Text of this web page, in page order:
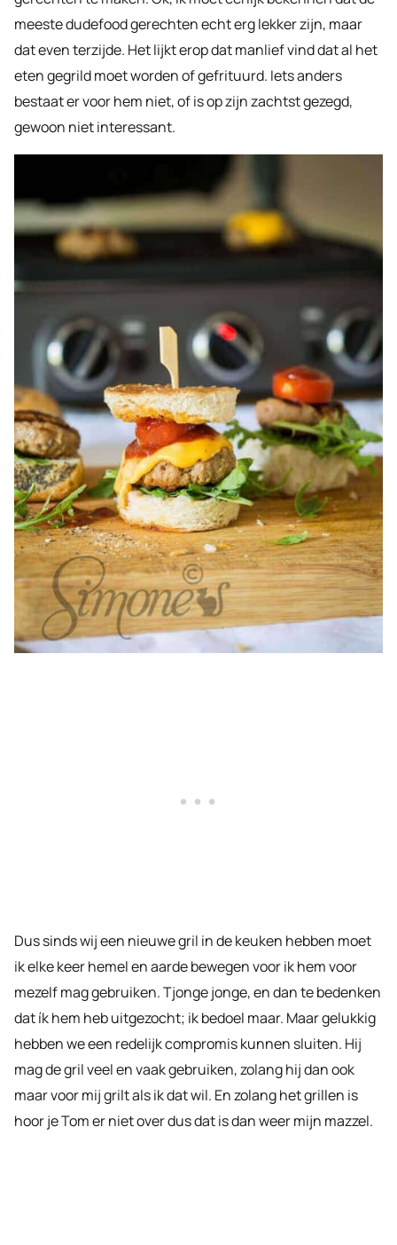
meeste dudefood gerechten echt erg lekker zijn, maar
dat even terzijde. Het lijkt erop dat manlief vind dat al het
eten gegrild moet worden of gefrituurd. Iets anders
bestaat er voor hem niet, of is op zijn zachtst gezegd,
gewoon niet interessant.
Dus sinds wij een nieuwe gril in de keuken hebben moet
ik elke keer hemel en aarde bewegen voor ik hem voor
mezelf mag gebruiken. Tjonge jonge, en dan te bedenken
dat ík hem heb uitgezocht; ik bedoel maar. Maar gelukkig
hebben we een redelijk compromis kunnen sluiten. Hij
mag de gril veel en vaak gebruiken, zolang hij dan ook
maar voor mij grilt als ik dat wil. En zolang het grillen is
hoor je Tom er niet over dus dat is dan weer mijn mazzel.